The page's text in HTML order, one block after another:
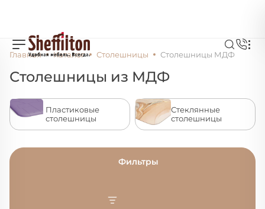
Главная Каталог Столешницы Столешницы МДФ
Столешницы из МДФ
Пластиковые
столешницы
Стеклянные
столешницы
Фильтры